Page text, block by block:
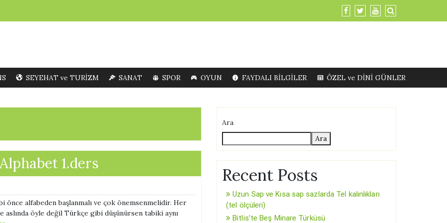
SEYEHAT ve TURİZM SANAT SPOR OYUN FAYDALI BİLGİLER ÖZEL ve DİNİ GÜNLER
1.ders
başlanmalı ve çok önemsenmelidir. Her
aslında öyle değil Türkçe gibi düşünürsen tabiki aynı
Ara
Ara
Recent Posts
Uzun Sap ve Kısa sap sazlarda Tel kalınlıkları
(tel ölçüleri)
Bitlis’te Beş Minare Türküsü